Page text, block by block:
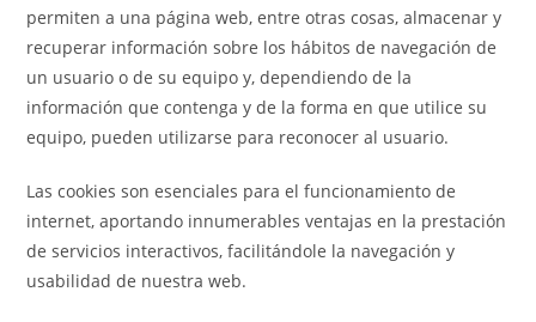
permiten a una página web, entre otras cosas, almacenar y
recuperar información sobre los hábitos de navegación de
un usuario o de su equipo y, dependiendo de la
información que contenga y de la forma en que utilice su
equipo, pueden utilizarse para reconocer al usuario.
Las cookies son esenciales para el funcionamiento de
internet, aportando innumerables ventajas en la prestación
de servicios interactivos, facilitándole la navegación y
usabilidad de nuestra web.